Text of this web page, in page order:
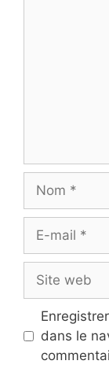
mail
web
dans le